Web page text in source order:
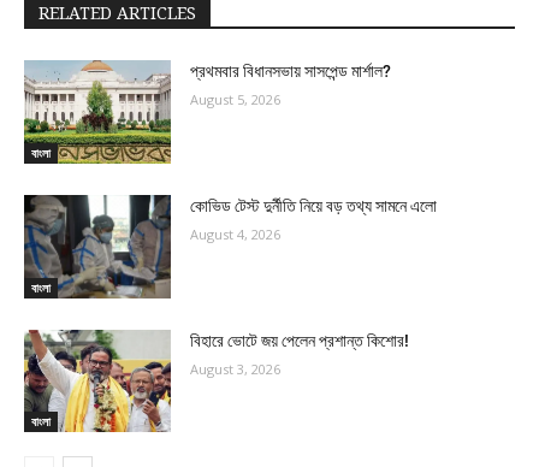
RELATED ARTICLES
বাংলা
প্রথমবার বিধানসভায় সাসপেন্ড মার্শাল?
August 5, 2026
বাংলা
কোভিড টেস্ট দুর্নীতি নিয়ে বড় তথ্য সামনে এলো
August 4, 2026
বাংলা
বিহারে ভোটে জয় পেলেন প্রশান্ত কিশোর!
August 3, 2026